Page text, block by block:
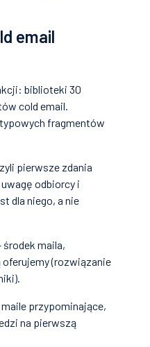
email
biblioteki 30
cold email.
fragmentów
pierwsze zdania
odbiorcy i
dla niego, a nie
maila,
(rozwiązanie
przypominające,
na pierwszą